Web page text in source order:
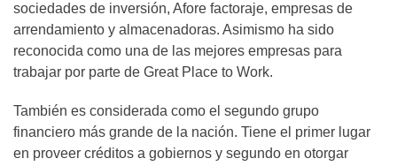
sociedades de inversión, Afore factoraje, empresas de
arrendamiento y almacenadoras. Asimismo ha sido
reconocida como una de las mejores empresas para
trabajar por parte de Great Place to Work.
También es considerada como el segundo grupo
financiero más grande de la nación. Tiene el primer lugar
en proveer créditos a gobiernos y segundo en otorgar